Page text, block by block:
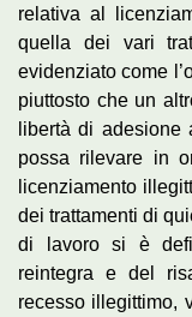
relativa al
quella dei vari
evidenziato come
piuttosto che un
libertà di adesione
possa rilevare in
licenziamento
dei trattamenti di
di lavoro si è
reintegra e del
recesso illegittimo,